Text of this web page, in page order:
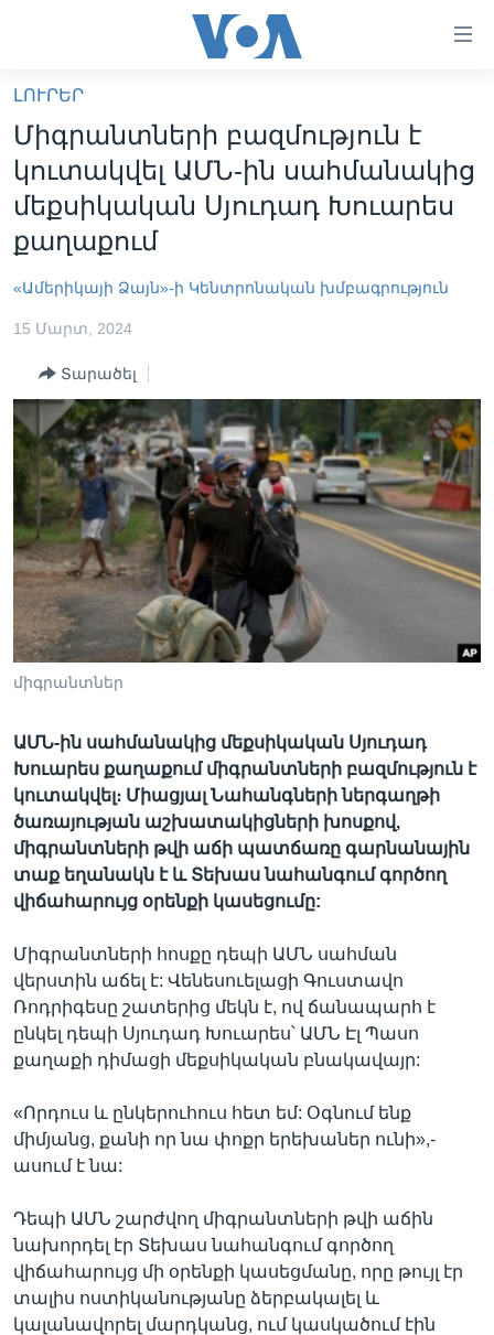
հիմնական
բովանդակությանը
անցնել
հիմնական
բովանդակությանը
հիմնական
ԼՈՒՐԵՐ
ՍՓՅՈՒՌՔ
ՏԵՍԱՆՅՈՒԹԵՐ
ԿԱՊ ՄԵԶ ՀԵՏ
Learning English
ՀԵՏԵՒԵՔ ՄԵԶ
Լեզուներ
ԼՈՒՐԵՐ
Միգրանտների բազմություն է
կուտակվել ԱՄՆ-ին սահմանակից
մեքսիկական Սյուդադ Խուարես
քաղաքում
«Ամերիկայի Ձայն»-ի Կենտրոնական խմբագրություն
15 Մարտ, 2024
Տարածել
միգրանտներ
ԱՄՆ-ին սահմանակից մեքսիկական Սյուդադ
Խուարես քաղաքում միգրանտների բազմություն է
կուտակվել։ Միացյալ Նահանգների ներգաղթի
ծառայության աշխատակիցների խոսքով,
միգրանտների թվի աճի պատճառը գարնանային
տաք եղանակն է և Տեխաս նահանգում գործող
վիճահարույց օրենքի կասեցումը:
Միգրանտների հոսքը դեպի ԱՄՆ սահման
վերստին աճել է: Վենեսուելացի Գուստավո
Ռոդրիգեսը շատերից մեկն է, ով ճանապարհ է
ընկել դեպի Սյուդադ Խուարես՝ ԱՄՆ Էլ Պասո
քաղաքի դիմացի մեքսիկական բնակավայր:
«Որդուս և ընկերուհուս հետ եմ: Օգնում ենք
միմյանց, քանի որ նա փոքր երեխաներ ունի»,-
ասում է նա:
Դեպի ԱՄՆ շարժվող միգրանտների թվի աճին
նախորդել էր Տեխաս նահանգում գործող
վիճահարույց մի օրենքի կասեցմանը, որը թույլ էր
տալիս ոստիկանությանը ձերբակալել և
կալանավորել մարդկանց, ում կասկածում էին